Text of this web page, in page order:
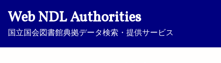
Web NDL Authorities
国立国会図書館典拠データ検索・提供サービス